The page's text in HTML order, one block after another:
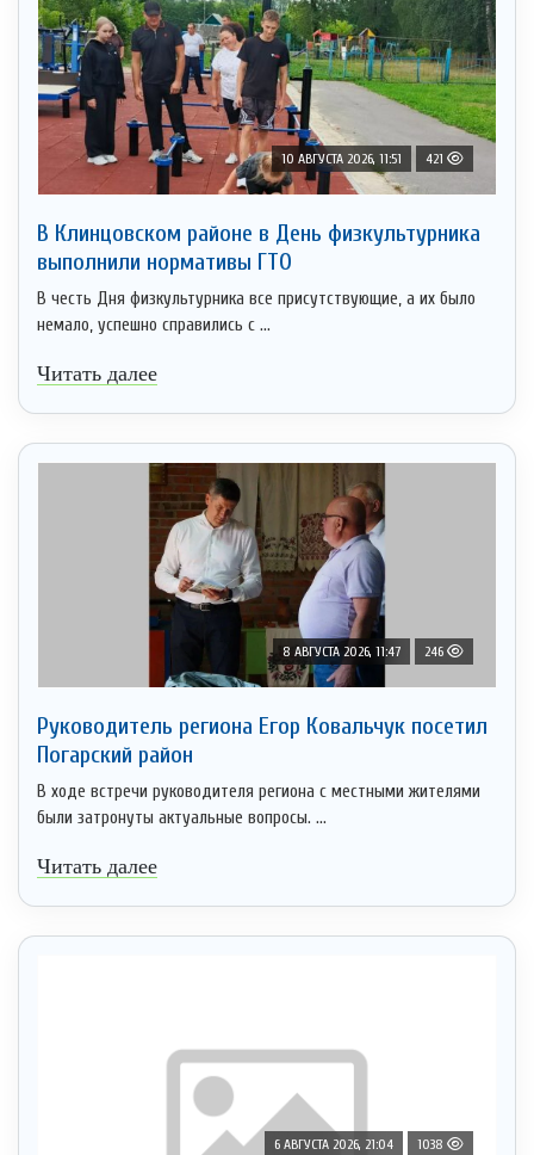
10 АВГУСТА 2026, 11:51 421
В Клинцовском районе в День физкультурника
выполнили нормативы ГТО
В честь Дня физкультурника все присутствующие, а их было
немало, успешно справились с ...
Читать далее
8 АВГУСТА 2026, 11:47 246
Руководитель региона Егор Ковальчук посетил
Погарский район
В ходе встречи руководителя региона с местными жителями
были затронуты актуальные вопросы. ...
Читать далее
6 АВГУСТА 2026, 21:04 1038